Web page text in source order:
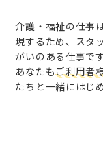
介護・福祉の仕事
現するため、 スタ
がいのある仕事です
あなたもご利用者
たちと一緒にはじ